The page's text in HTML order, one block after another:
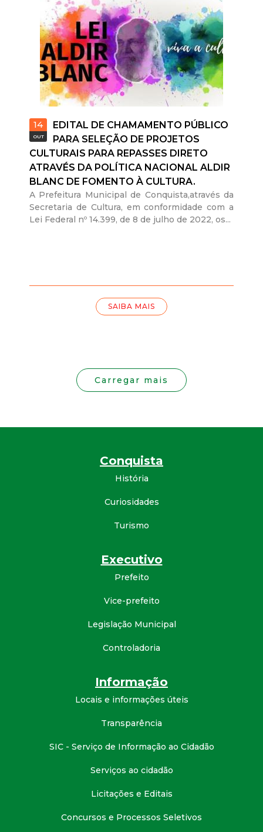
14
OUT
EDITAL DE CHAMAMENTO PÚBLICO
PARA SELEÇÃO DE PROJETOS
CULTURAIS PARA REPASSES DIRETO
ATRAVÉS DA POLÍTICA NACIONAL ALDIR
BLANC DE FOMENTO À CULTURA.
A Prefeitura Municipal de Conquista,através da
Secretaria de Cultura, em conformidade com a
Lei Federal nº 14.399, de 8 de julho de 2022, os...
SAIBA MAIS
Carregar mais
Conquista
História
Curiosidades
Turismo
Executivo
Prefeito
Vice-prefeito
Legislação Municipal
Controladoria
Informação
Locais e informações úteis
Transparência
SIC - Serviço de Informação ao Cidadão
Serviços ao cidadão
Licitações e Editais
Concursos e Processos Seletivos